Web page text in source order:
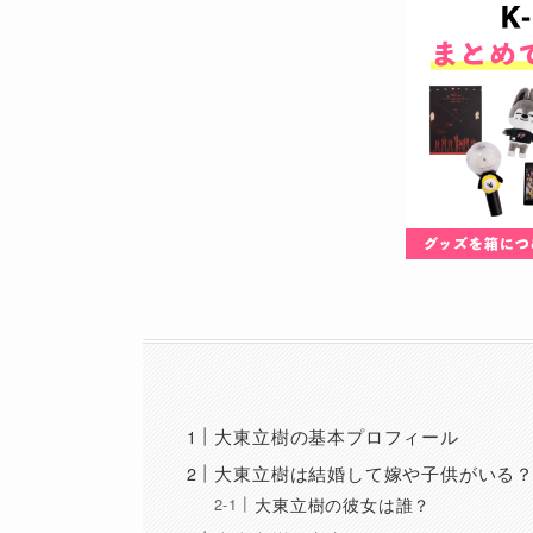
大東立樹の基本プロフィール
大東立樹は結婚して嫁や子供がいる
大東立樹の彼女は誰？